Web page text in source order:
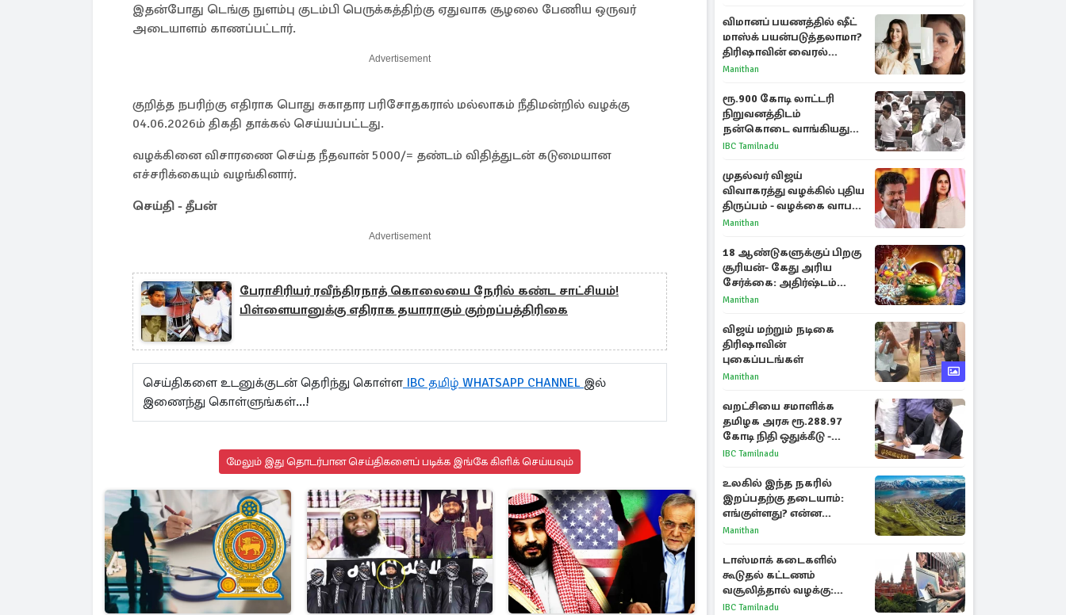
இதன்போது டெங்கு நுளம்பு குடம்பி பெருக்கத்திற்கு ஏதுவாக சூழலை பேணிய ஒருவர்
அடையாளம் காணப்பட்டார்.
Advertisement
குறித்த நபரிற்கு எதிராக பொது சுகாதார பரிசோதகரால் மல்லாகம் நீதிமன்றில் வழக்கு
04.06.2026ம் திகதி தாக்கல் செய்யப்பட்டது.
வழக்கினை விசாரணை செய்த நீதவான் 5000/= தண்டம் விதித்துடன் கடுமையான
எச்சரிக்கையும் வழங்கினார்.
செய்தி - தீபன்
Advertisement
பேராசிரியர் ரவீந்திரநாத் கொலையை நேரில் கண்ட சாட்சியம்!
பிள்ளையானுக்கு எதிராக தயாராகும் குற்றப்பத்திரிகை
செய்திகளை உடனுக்குடன் தெரிந்து கொள்ள IBC தமிழ் WHATSAPP CHANNEL இல்
இணைந்து கொள்ளுங்கள்...!
மேலும் இது தொடர்பான செய்திகளைப் படிக்க இங்கே கிளிக் செய்யவும்
விமானப் பயணத்தில் ஷீட்
மாஸ்க் பயன்படுத்தலாமா?
திரிஷாவின் வைரல்
செல்ஃபிக்கு மருத்துவர்
Manithan
ரூ.900 கோடி லாட்டரி
நிறுவனத்திடம்
நன்கொடை வாங்கியது
ஏன்? உதயநிதி - ஆதவ்
IBC Tamilnadu
முதல்வர் விஜய்
விவாகரத்து வழக்கில் புதிய
திருப்பம் - வழக்கை வாபஸ்
பெற்ற சங்கீதா!
Manithan
18 ஆண்டுகளுக்குப் பிறகு
சூரியன்- கேது அரிய
சேர்க்கை: அதிர்ஷ்டம்
பெறும் 3 ராசிகள்!
Manithan
விஜய் மற்றும் நடிகை
திரிஷாவின்
புகைப்படங்கள்
Manithan
வறட்சியை சமாளிக்க
தமிழக அரசு ரூ.288.97
கோடி நிதி ஒதுக்கீடு -
வெளியான அரசாணை
IBC Tamilnadu
உலகில் இந்த நகரில்
இறப்பதற்கு தடையாம்:
எங்குள்ளது? என்ன
காரணம் தெரியுமா?
Manithan
டாஸ்மாக் கடைகளில்
கூடுதல் கட்டணம்
வசூலித்தால் வழக்கு:
சென்னை உயர்நீதிமன்றம்
IBC Tamilnadu